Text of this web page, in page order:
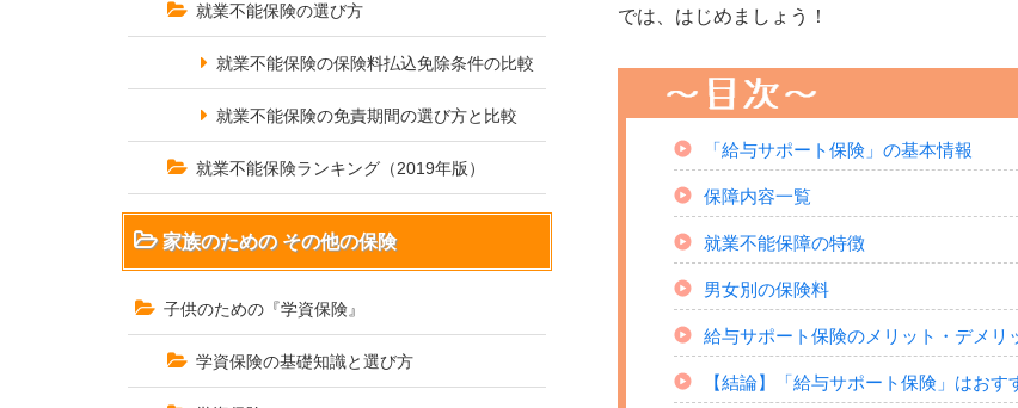
では、はじめましょう！
「給与サポート保険」の基本情報
保障内容一覧
就業不能保障の特徴
男女別の保険料
給与サポート保険のメリット・デメリ
【結論】「給与サポート保険」はおす
就業不能保険の選び方
就業不能保険の保険料払込免除条件の比較
就業不能保険の免責期間の選び方と比較
就業不能保険ランキング（2019年版）
家族のための その他の保険
子供のための『学資保険』
学資保険の基礎知識と選び方